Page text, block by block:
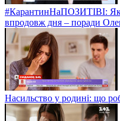
#КарантинНаПОЗИТІВІ: Як
впродовж дня – поради
Насильство у родині: що